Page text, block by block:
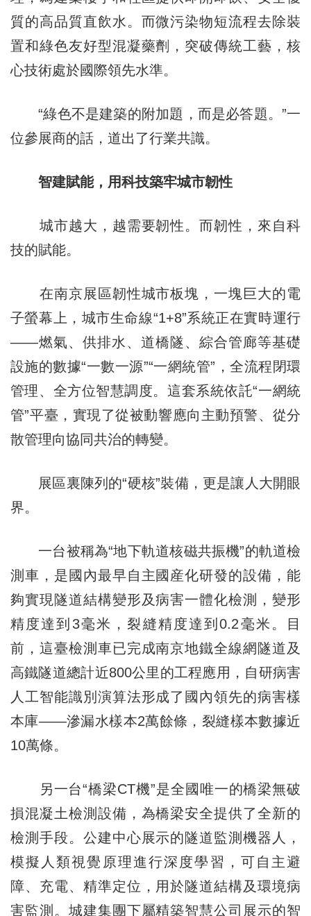
質的高品質直飲水。而微污染物短流程去除裝
置和綠色友好型混凝藥劑，突破傳統工藝，核
心技術處於國際領先水準。
“綠色不是建築的附加題，而是必答題。”一
位參展商的話，道出了行業共識。
智建賦能，用科技築牢城市韌性
城市越大，越需要韌性。而韌性，來自科
技的賦能。
在南京展區韌性城市板塊，一塊巨大的電
子螢幕上，城市生命線“1+8”系統正在實時運行
——燃氣、供排水、道橋隧、綜合管廊等基礎
設施的數據“一數一源”“一網統管”，全流程閉環
管理、全方位智慧調度。這套系統依託“一網統
管”平臺，實現了從被動響應向主動預警、從分
散管理向協同共治的轉變。
展區裏陳列的“硬核”裝備，更是讓人大開眼
界。
一台被稱為“地下軌道核磁共振機”的軌道檢
測車，是國內最早自主國産化研發的設備，能
夠實現隧道結構變形及病害一體化檢測，變形
精度達到3毫米，裂縫精度達到0.2毫米。目
前，這臺檢測車已完成南京地鐵全線網隧道及
高鐵隧道總計近800公里的工程應用，自研病害
人工智能識別演算法形成了國內領先的病害樣
本庫——滲漏水樣本2萬餘條，裂縫樣本數據近
10萬條。
另一台“橋梁CT機”是全國唯一的橋梁無破
損混凝土檢測設備，為橋梁安全提供了全新的
檢測手段。公建中心展示的隧道監測機器人，
模擬人類視覺原理進行深度學習，可自主避
障、充電、精準定位，用於隧道結構及環境病
害監測。城建集團下屬精築智慧公司展示的智